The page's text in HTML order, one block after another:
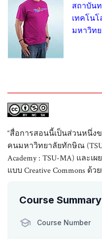
สถาบัน
เทคโน
มหาวิท
“สื่อการสอนนี้เป็นส่วนหนึ่ง
คนมหาวิทยาลัยทักษิณ (TSU
Academy : TSU-MA) แล
แบบ Creative Commons ด้ว
Course Summary
Course Number